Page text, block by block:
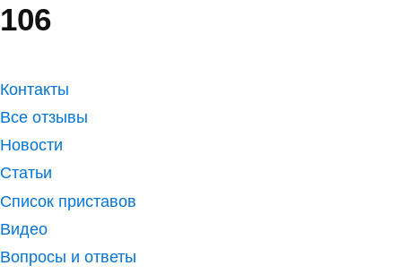
106
Контакты
Все отзывы
Новости
Статьи
Список приставов
Видео
Вопросы и ответы